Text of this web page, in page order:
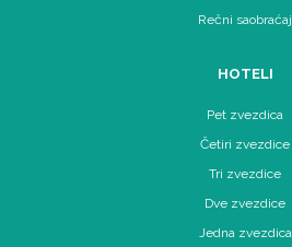
Rečni saobraćaj
HOTELI
Pet zvezdica
Četiri zvezdice
Tri zvezdice
Dve zvezdice
Jedna zvezdica